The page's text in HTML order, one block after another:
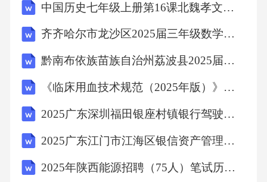
中进行。（）3.物料的取样应在与生产要求一致
的洁净环境中进行。（）4.批生产记录中可使用
留限度应基于毒理学数据计算，不得仅以目视
清洁为标准。（）6.变更控制中，次要变更（如
包装材料颜色调整）无需进行风险评估。（）7.
委托生产的药品标签上应同时标注委托方和受
质量问题，企业可自行决定是否召回，无需报
中国历史七年级上册第16课北魏孝文帝改革教学设计
齐齐哈尔市龙沙区2025届三年级数学下学期期末调研模拟试题含解析
黔南布依族苗族自治州荔波县2025届数学四年级下学期期中联考试题（含解析）
《临床用血技术规范（2025年版）》考核试题
2025广东深圳福田银座村镇银行驾驶岗社会招聘笔试历年典型考题及考点剖析附带答案详解
2025广东江门市江海区银信资产管理有限公司招聘5人笔试历年常考点试题专练附带答案详解
2025年陕西能源招聘（75人）笔试历年典型考点题库附带答案详解